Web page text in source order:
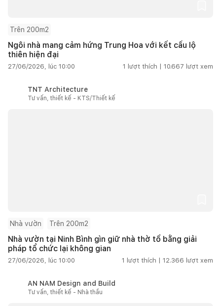
Trên 200m2
Ngôi nhà mang cảm hứng Trung Hoa với kết cấu lộ
thiên hiện đại
27/06/2026, lúc 10:00 1 lượt thích | 10.667 lượt xem
TNT Architecture
Tư vấn, thiết kế - KTS/Thiết kế
Nhà vườn Trên 200m2
Nhà vườn tại Ninh Bình gìn giữ nhà thờ tổ bằng giải
pháp tổ chức lại không gian
27/06/2026, lúc 10:00 1 lượt thích | 12.366 lượt xem
AN NAM Design and Build
Tư vấn, thiết kế - Nhà thầu